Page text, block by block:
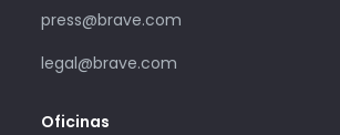
press@brave.com
legal@brave.com
Oficinas